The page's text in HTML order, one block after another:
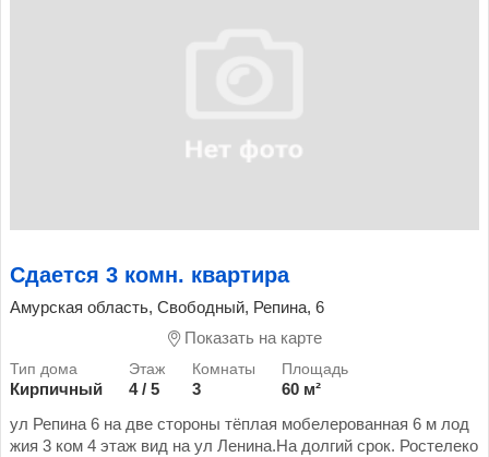
Сдается 3 комн. квартира
Амурская область, Свободный, Репина, 6
Показать на карте
Кирпичный 4 / 5 3
60 м²
ул Репина 6 на две стороны тёплая мобелерованная 6 м лод
жия 3 ком 4 этаж вид на ул Ленина.На долгий срок. Ростелеко